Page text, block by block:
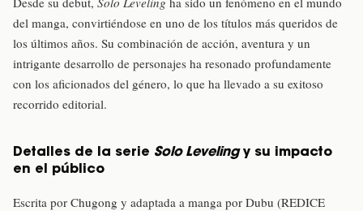
del manga, convirtiéndose en uno de los títulos más queridos de
los últimos años. Su combinación de acción, aventura y un
intrigante desarrollo de personajes ha resonado profundamente
con los aficionados del género, lo que ha llevado a su exitoso
recorrido editorial.
Detalles de la serie Solo Levelingy su impacto
en el público
Escrita por Chugong y adaptada a manga por Dubu (REDICE